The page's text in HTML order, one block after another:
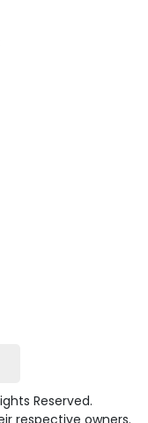
Reserved.